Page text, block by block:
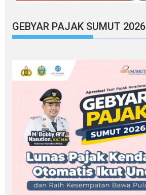
GEBYAR PAJAK SUMUT 2026